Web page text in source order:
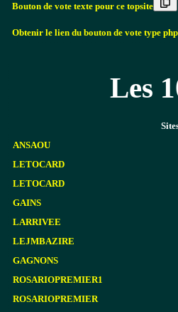
Bouton de vote texte pour ce topsite
Obtenir le lien du bouton de vote type
Les
ANSAOU
LETOCARD
LETOCARD
GAINS
LARRIVEE
LEJMBAZIRE
GAGNONS
ROSARIOPREMIER1
ROSARIOPREMIER